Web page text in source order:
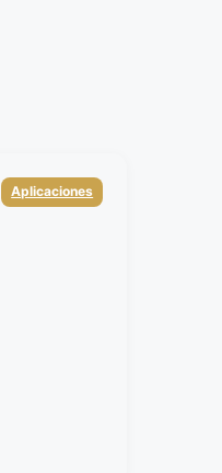
Categorias
Aplicaciones